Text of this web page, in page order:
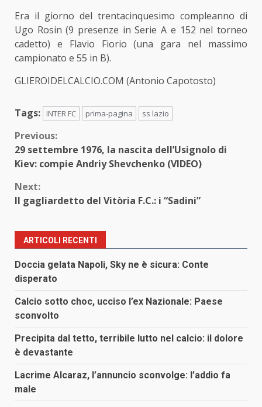
Era il giorno del trentacinquesimo compleanno di
Ugo Rosin (9 presenze in Serie A e 152 nel torneo
cadetto) e Flavio Fiorio (una gara nel massimo
campionato e 55 in B).
GLIEROIDELCALCIO.COM (Antonio Capotosto)
Tags: INTER FC prima-pagina ss lazio
Continue
Reading
Previous:
29 settembre 1976, la nascita dell’Usignolo di
Kiev: compie Andriy Shevchenko (VIDEO)
Next:
Il gagliardetto del Vitòria F.C.: i “Sadini”
ARTICOLI RECENTI
Doccia gelata Napoli, Sky ne è sicura: Conte
disperato
Calcio sotto choc, ucciso l’ex Nazionale: Paese
sconvolto
Precipita dal tetto, terribile lutto nel calcio: il dolore
è devastante
Lacrime Alcaraz, l’annuncio sconvolge: l’addio fa
male